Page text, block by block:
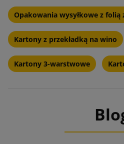
Opakowania wysyłkowe z folią
Kartony z przekładką na wino
Kartony 3-warstwowe